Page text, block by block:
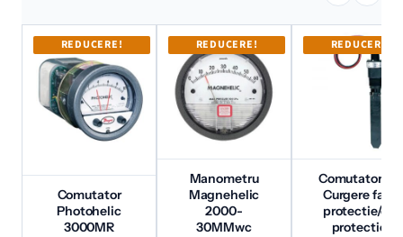
REDUCERE!
Comutator
Photohelic
3000MR
REDUCERE!
Manometru
Magnehelic
2000-
30MMwc
REDUCERE!
Comutator de
Curgere fara
protectie/cu
protectie